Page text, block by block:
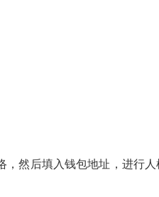
然后填入钱包地址，进行